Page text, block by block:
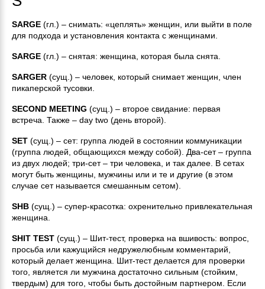
SARGE (гл.) – снимать: «цеплять» женщин, или выйти в поле
для подхода и установления контакта с женщинами.
SARGE (гл.) – снятая: женщина, которая была снята.
SARGER (сущ.) – человек, который снимает женщин, член
пикаперской тусовки.
SECOND MEETING (сущ.) – второе свидание: первая
встреча. Также – day two (день второй).
SET (сущ.) – сет: группа людей в состоянии коммуникации
(группа людей, общающихся между собой). Два-сет – группа
из двух людей; три-сет – три человека, и так далее. В сетах
могут быть женщины, мужчины или и те и другие (в этом
случае сет называется смешанным сетом).
SHB (сущ.) – супер-красотка: охренительно привлекательная
женщина.
SHIT TEST (сущ.) – Шит-тест, проверка на вшивость: вопрос,
просьба или кажущийся недружелюбным комментарий,
который делает женщина. Шит-тест делается для проверки
того, является ли мужчина достаточно сильным (стойким,
твердым) для того, чтобы быть достойным партнером. Если